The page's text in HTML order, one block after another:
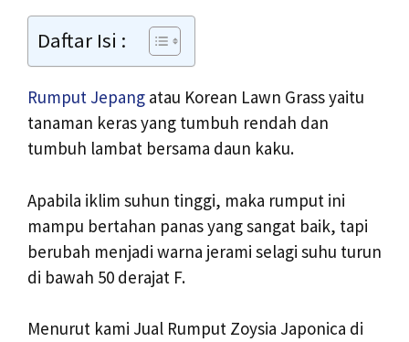
Daftar Isi :
Rumput Jepang atau Korean Lawn Grass yaitu
tanaman keras yang tumbuh rendah dan
tumbuh lambat bersama daun kaku.
Apabila iklim suhun tinggi, maka rumput ini
mampu bertahan panas yang sangat baik, tapi
berubah menjadi warna jerami selagi suhu turun
di bawah 50 derajat F.
Menurut kami Jual Rumput Zoysia Japonica di